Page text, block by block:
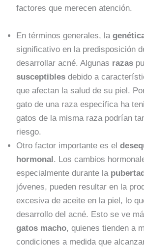
factores que merecen atención.
En términos generales, la
significativo en la predisposición
desarrollar acné. Algunas razas
susceptibles debido a
que afectan la salud de su piel.
gato de una raza específica ha
gatos de la misma raza podrían
riesgo.
Otro factor importante es el
hormonal. Los cambios
especialmente durante la
jóvenes, pueden resultar en la
excesiva de aceite en la piel, lo
desarrollo del acné. Esto se ve
gatos macho, quienes tienden a
condiciones a medida que